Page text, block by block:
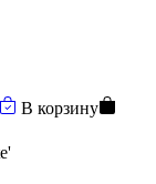
В корзину